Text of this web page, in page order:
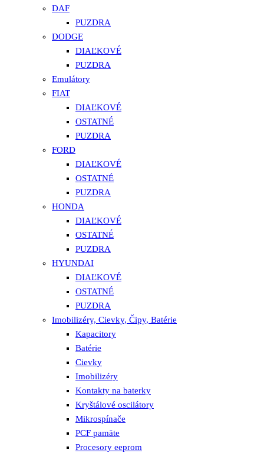
DAF
PUZDRA
DODGE
DIAĽKOVÉ
PUZDRA
Emulátory
FIAT
DIAĽKOVÉ
OSTATNÉ
PUZDRA
FORD
DIAĽKOVÉ
OSTATNÉ
PUZDRA
HONDA
DIAĽKOVÉ
OSTATNÉ
PUZDRA
HYUNDAI
DIAĽKOVÉ
OSTATNÉ
PUZDRA
Imobilizéry, Cievky, Čipy, Batérie
Kapacitory
Batérie
Cievky
Imobilizéry
Kontakty na baterky
Kryštálové oscilátory
Mikrospínače
PCF pamäte
Procesory eeprom